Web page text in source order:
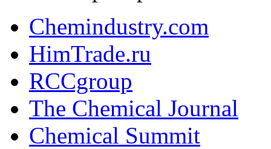
Chemindustry.com
HimTrade.ru
RCCgroup
The Chemical Journal
Chemical Summit